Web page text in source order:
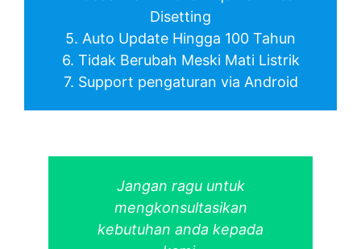
Disetting
5. Auto Update Hingga 100 Tahun
6. Tidak Berubah Meski Mati Listrik
7. Support pengaturan via Android
Jangan ragu untuk
mengkonsultasikan
kebutuhan anda kepada